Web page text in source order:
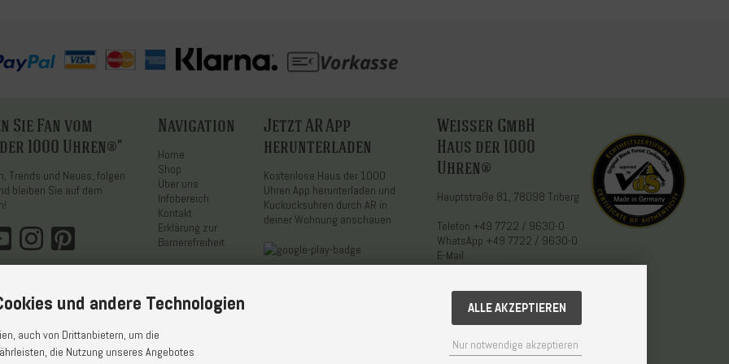
Sie Fan vom
1000 Uhren®"
Trends und Neues, folgen
bleiben Sie auf dem
Navigation
Home
Shop
Über uns
Infobereich
Kontakt
Erklärung zur
Barrierefreiheit
Jetzt AR App
herunterladen
Kostenlose Haus der 1000
Uhren App herunterladen und
Kuckucksuhren durch AR in
deiner Wohnung anschauen
Weisser GmbH
Haus der 1000
Uhren®
Hauptstraße 81, 78098 Triberg
Telefon +49 7722 / 9630-0
WhatsApp +49 7722 / 9630-0
E-Mail
service@1000uhren.com
und andere Technologien
auch von Drittanbietern, um die
die Nutzung unseres Angebotes
ALLE AKZEPTIEREN
Nur notwendige akzeptieren